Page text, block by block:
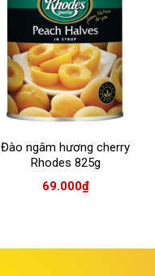
Đào ngâm hương cherry
Rhodes 825g
69.000₫